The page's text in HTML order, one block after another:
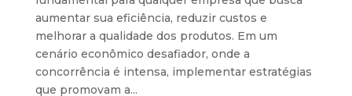
aumentar sua eficiência, reduzir custos e
melhorar a qualidade dos produtos. Em um
cenário econômico desafiador, onde a
concorrência é intensa, implementar estratégias
que promovam a...